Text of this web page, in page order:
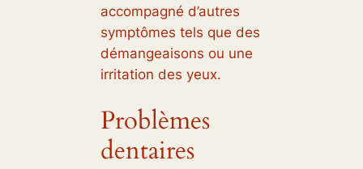
accompagné d’autres
symptômes tels que des
démangeaisons ou une
irritation des yeux.
Problèmes
dentaires